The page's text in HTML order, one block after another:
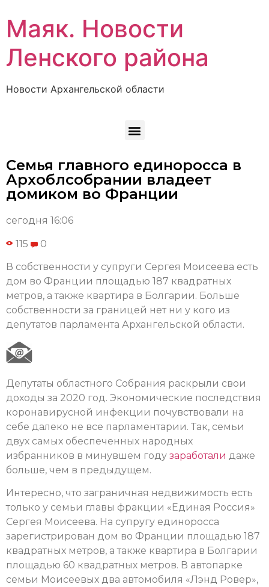
Маяк. Новости
Ленского района
Новости Архангельской области
Семья главного единоросса в
Архоблсобрании владеет
домиком во Франции
сегодня 16:06
115 0
В собственности у супруги Сергея Моисеева есть
дом во Франции площадью 187 квадратных
метров, а также квартира в Болгарии. Больше
собственности за границей нет ни у кого из
депутатов парламента Архангельской области.
Депутаты областного Собрания раскрыли свои
доходы за 2020 год. Экономические последствия
коронавирусной инфекции почувствовали на
себе далеко не все парламентарии. Так, семьи
двух самых обеспеченных народных
избранников в минувшем году заработали даже
больше, чем в предыдущем.
Интересно, что заграничная недвижимость есть
только у семьи главы фракции «Единая Россия»
Сергея Моисеева. На супругу единоросса
зарегистрирован дом во Франции площадью 187
квадратных метров, а также квартира в Болгарии
площадью 60 квадратных метров. В автопарке
семьи Моисеевых два автомобиля «Лэнд Ровер»,